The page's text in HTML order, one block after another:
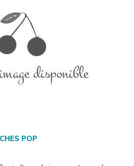
POP